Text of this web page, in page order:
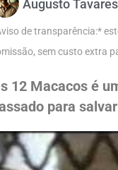
Augusto Tavares
de transparência:*
sem custo extra
12 Macacos é
para